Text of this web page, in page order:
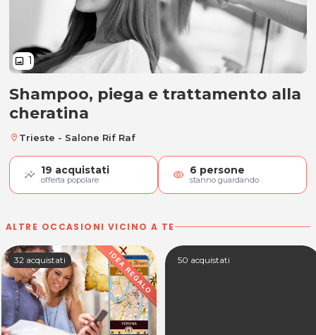
image 1
Shampoo, piega e trattamento
Shampoo, piega e trattamento alla
cheratina
location_on Trieste - Salone Rif Raf
19 acquistati
offerta popolare visibility 6 persone
stanno guardando
ALTRE OCCASIONI VICINO A TE
32 acquistati 50 acquistati